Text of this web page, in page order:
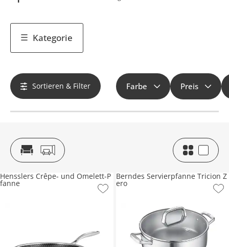
Kategorie
Sortieren & Filter Farbe Preis
Hensslers Crêpe- und Omelett-P
fanne
Berndes Servierpfanne Tricion Z
ero